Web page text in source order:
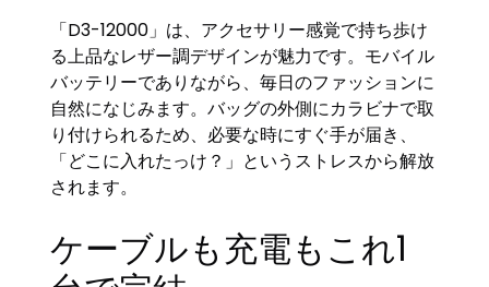
「D3-12000」は、アクセサリー感覚で持ち歩け
る上品なレザー調デザインが魅力です。モバイル
バッテリーでありながら、毎日のファッションに
自然になじみます。バッグの外側にカラビナで取
り付けられるため、必要な時にすぐ手が届き、
「どこに入れたっけ？」というストレスから解放
されます。
ケーブルも充電もこれ1